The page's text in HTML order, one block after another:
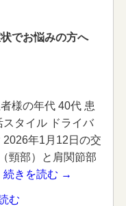
でお悩みの方へ
様の年代 40代 患
タイル ドライバ
年1月12日の交
頸部）と肩関節部
続きを読む →
む